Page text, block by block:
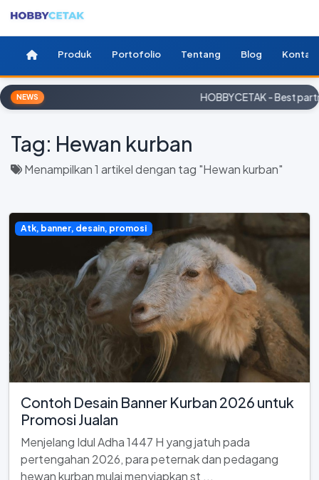
Produk Portofolio Tentang Blog Kontak
NEWS HOBBYCETAK - Best
Tag: Hewan kurban
Menampilkan 1 artikel dengan tag "Hewan kurban"
Atk, banner, desain, promosi
Contoh Desain Banner Kurban 2026 untuk
Promosi Jualan
Menjelang Idul Adha 1447 H yang jatuh pada
pertengahan 2026, para peternak dan pedagang
hewan kurban mulai menyiapkan st ...